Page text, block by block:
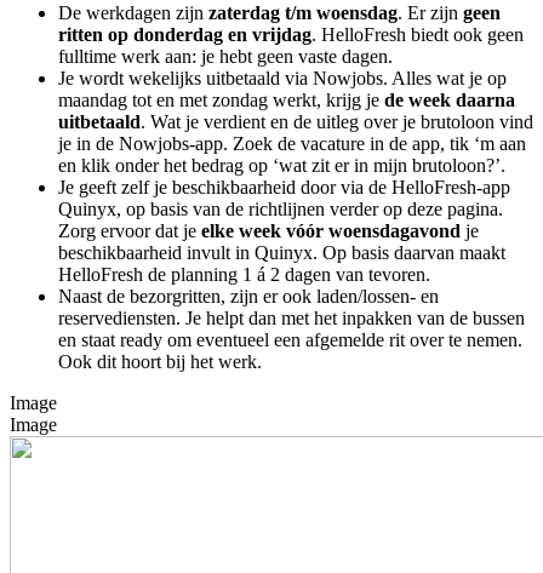
De werkdagen zijn zaterdag t/m woensdag. Er zijn geen
ritten op donderdag en vrijdag. HelloFresh biedt ook geen
fulltime werk aan: je hebt geen vaste dagen.
Je wordt wekelijks uitbetaald via Nowjobs. Alles wat je op
maandag tot en met zondag werkt, krijg je de week daarna
uitbetaald. Wat je verdient en de uitleg over je brutoloon vind
je in de Nowjobs-app. Zoek de vacature in de app, tik ‘m aan
en klik onder het bedrag op ‘wat zit er in mijn brutoloon?’.
Je geeft zelf je beschikbaarheid door via de HelloFresh-app
Quinyx, op basis van de richtlijnen verder op deze pagina.
Zorg ervoor dat je elke week vóór woensdagavond je
beschikbaarheid invult in Quinyx. Op basis daarvan maakt
HelloFresh de planning 1 á 2 dagen van tevoren.
Naast de bezorgritten, zijn er ook laden/lossen- en
reservediensten. Je helpt dan met het inpakken van de bussen
en staat ready om eventueel een afgemelde rit over te nemen.
Ook dit hoort bij het werk.
Image
Image